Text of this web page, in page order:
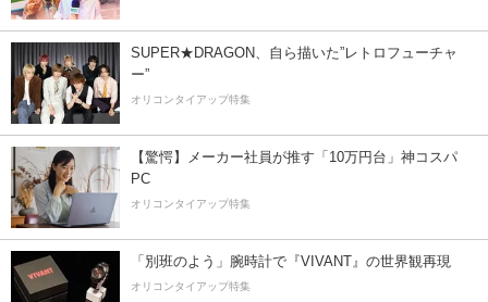
SUPER★DRAGON、自ら描いた”レトロフューチャ
ー”
オリコンタイアップ特集
【驚愕】メーカー社員が推す「10万円台」神コスパ
PC
オリコンタイアップ特集
「別班のよう」腕時計で『VIVANT』の世界観再現
オリコンタイアップ特集